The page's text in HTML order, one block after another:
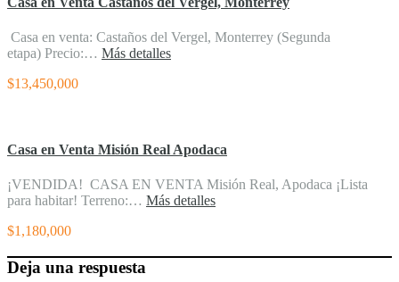
Casa en venta: Castaños del Vergel, Monterrey (Segunda
etapa) Precio:… Más detalles
$13,450,000
Casa en Venta Misión Real Apodaca
¡VENDIDA! CASA EN VENTA Misión Real, Apodaca ¡Lista
para habitar! Terreno:… Más detalles
$1,180,000
Deja una respuesta